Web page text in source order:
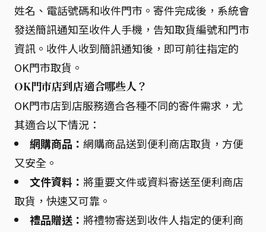
姓名、電話號碼和收件門市。寄件完成後，系統會
發送簡訊通知至收件人手機，告知取貨編號和門市
資訊。收件人收到簡訊通知後，即可前往指定的
OK門市取貨。
OK門市店到店適合哪些人？
OK門市店到店服務適合各種不同的寄件需求，尤
其適合以下情況：
網購商品： 網購商品送到便利商店取貨，方便
又安全。
文件資料： 將重要文件或資料寄送至便利商店
取貨，快速又可靠。
禮品贈送： 將禮物寄送到收件人指定的便利商